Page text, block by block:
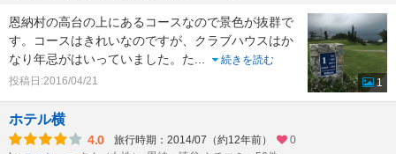
恩納村の高台の上にあるコースなので景色が抜群で
す。コースはきれいなのですが、クラブハウスはか
なり年忌がはいっていました。た...
続きを読む
投稿日:2016/04/21
1
ホテル横
4.0 旅行時期：2014/07（約12年前）
0